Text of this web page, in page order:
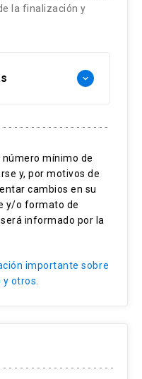
la finalización y
keyboard_arrow_down
el rubro
digitales
mínimo de
y, por motivos de
cambios en su
y/o formato de
informado por la
importante sobre
otros.